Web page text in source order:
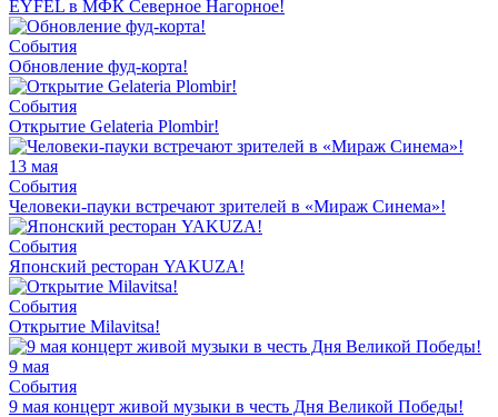
EYFEL в МФК Северное Нагорное!
События
Обновление фуд-корта!
События
Открытие Gelateria Plombir!
13 мая
События
Человеки-пауки встречают зрителей в «Мираж Синема»!
События
Японский ресторан YAKUZA!
События
Открытие Milavitsa!
9 мая
События
9 мая концерт живой музыки в честь Дня Великой Победы!